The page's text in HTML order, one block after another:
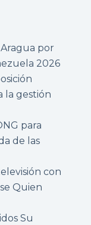
por
2026
la gestión
para
de las
con
Quien
Su